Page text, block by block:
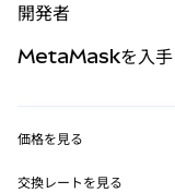
パーペチュアル
RWA
開発者
MetaMaskを入手
価格を見る
交換レートを見る